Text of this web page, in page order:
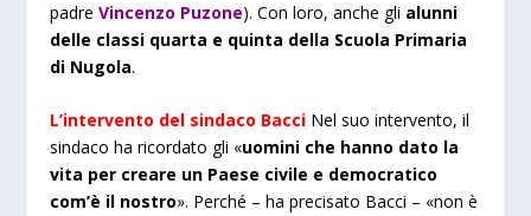
padreVincenzo Puzone). Con loro, anche gli alunni
delle classi quarta e quinta della Scuola Primaria
di Nugola.
L’intervento del sindaco Bacci Nel suo intervento, il
sindaco ha ricordato gli «uomini che hanno dato la
vita per creare un Paese civile e democratico
com’è il nostro». Perché – ha precisato Bacci – «non è